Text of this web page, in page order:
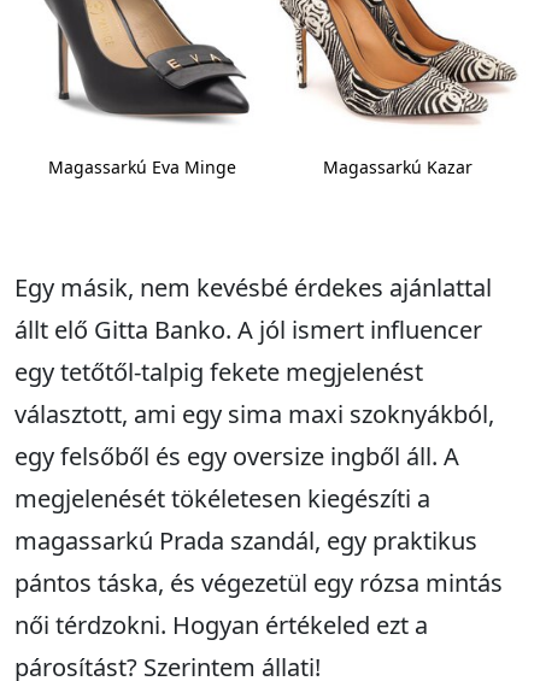
Magassarkú Eva Minge Magassarkú Kazar
Egy másik, nem kevésbé érdekes ajánlattal
állt elő Gitta Banko. A jól ismert influencer
egy tetőtől-talpig fekete megjelenést
választott, ami egy sima maxi szoknyákból,
egy felsőből és egy oversize ingből áll. A
megjelenését tökéletesen kiegészíti a
magassarkú Prada szandál, egy praktikus
pántos táska, és végezetül egy rózsa mintás
női térdzokni. Hogyan értékeled ezt a
párosítást? Szerintem állati!